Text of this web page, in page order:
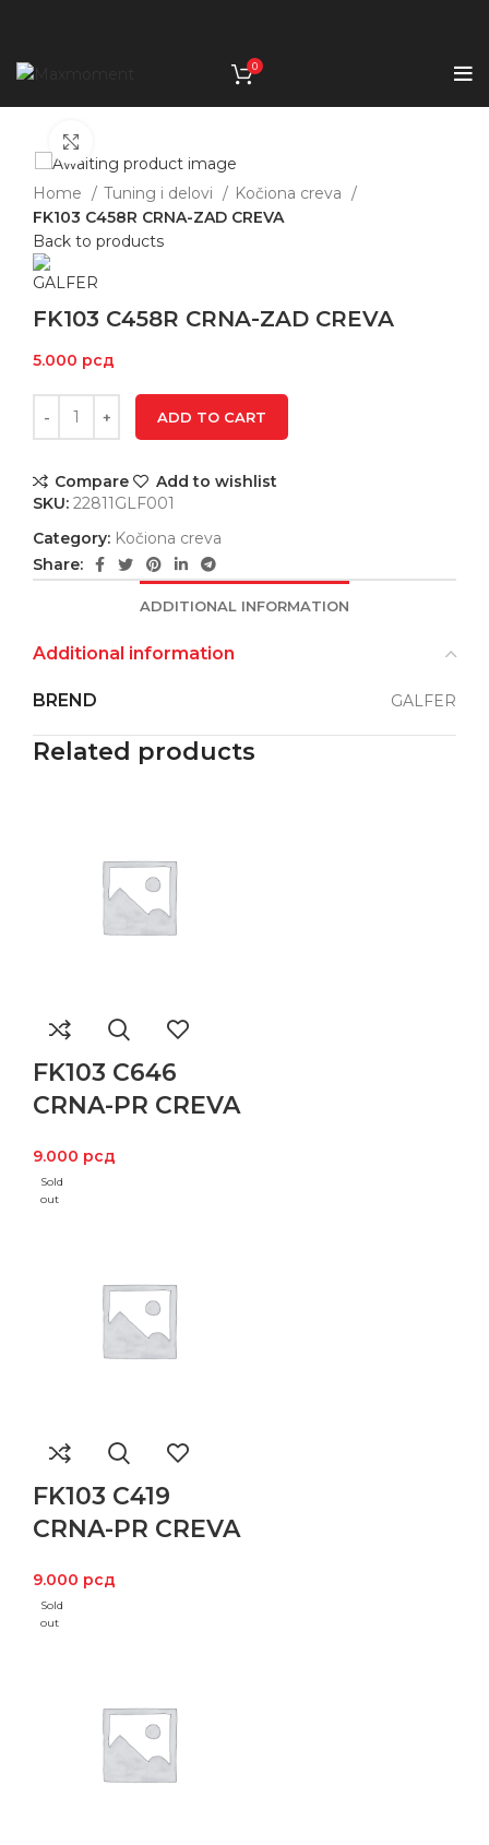
0
Home Tuning i delovi
Kočiona creva
FK103 C458R CRNA-ZAD CREVA
Back to products
FK103 C458R CRNA-ZAD CREVA
5.000 рсд
ADD TO CART
Compare
Add to wishlist
SKU: 22811GLF001
Category: Kočiona creva
Share:
ADDITIONAL INFORMATION
Additional information
BREND GALFER
Related products
FK103 C646
CRNA-PR CREVA
9.000 рсд
Sold
out
FK103 C419
CRNA-PR CREVA
9.000 рсд
Sold
out